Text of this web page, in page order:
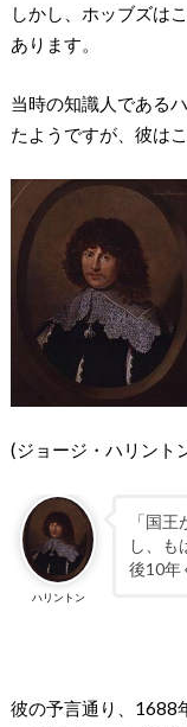
しかし、ホッブズは
あります。
当時の知識人である
たようですが、彼は
(ジョージ・ハリント
ハリントン
「国
し、も
後10年
彼の予言通り、1688